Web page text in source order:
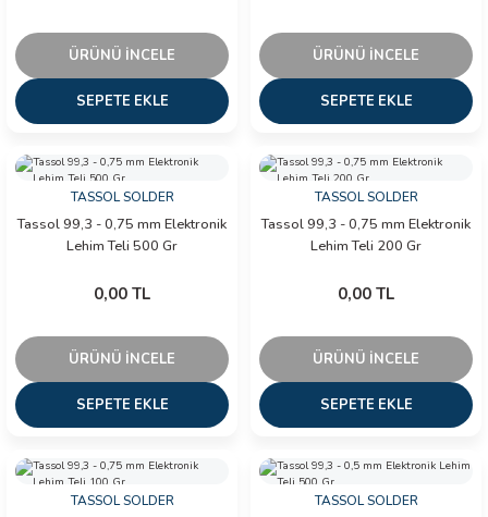
ÜRÜNÜ İNCELE
SEPETE EKLE
ÜRÜNÜ İNCELE
SEPETE EKLE
TASSOL SOLDER
Tassol 99,3 - 0,75 mm Elektronik
Lehim Teli 500 Gr
0,00 TL
ÜRÜNÜ İNCELE
SEPETE EKLE
TASSOL SOLDER
Tassol 99,3 - 0,75 mm Elektronik
Lehim Teli 200 Gr
0,00 TL
ÜRÜNÜ İNCELE
SEPETE EKLE
TASSOL SOLDER TASSOL SOLDER